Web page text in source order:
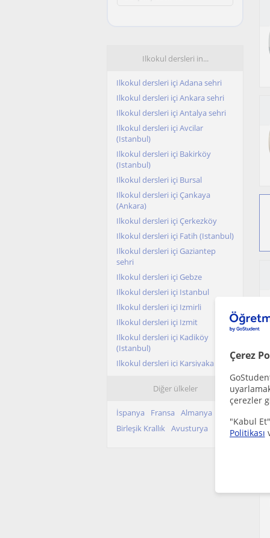
Çerez
çerezler
"Kabul
Politikası
Ilkokul dersleri in...
Ilkokul dersleri içi Adana sehri
Ilkokul dersleri içi Ankara sehri
Ilkokul dersleri içi Antalya sehri
Ilkokul dersleri içi Avcilar
(Istanbul)
Ilkokul dersleri içi Bakirköy
(Istanbul)
Ilkokul dersleri içi Bursal
Ilkokul dersleri içi Çankaya
(Ankara)
Ilkokul dersleri içi Çerkezköy
Ilkokul dersleri içi Fatih (Istanbul)
Ilkokul dersleri içi Gaziantep
sehri
Ilkokul dersleri içi Gebze
Ilkokul dersleri içi Istanbul
Ilkokul dersleri içi Izmirli
Ilkokul dersleri içi Izmit
Ilkokul dersleri içi Kadiköy
(Istanbul)
Ilkokul dersleri içi Karsiyaka
Ilkokul dersleri içi Kocasinan
Ilkokul dersleri içi Konak (Izmir)
Ilkokul dersleri içi Konya sehri
Ilkokul dersleri içi Sancaktepe
Diğer ülkeler
İspanya Fransa
Almanya
Birleşik Krallık Avusturya